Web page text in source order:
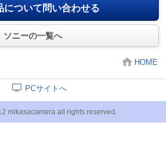
について問い合わせる
ソニーの一覧へ
HOME
PCサイトへ
mikasacamera all rights reserved.